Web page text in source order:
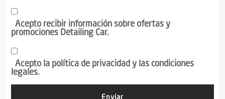
Acepto recibir información sobre ofertas y
promociones Detailing Car.
Acepto la política de privacidad y las condiciones
legales.